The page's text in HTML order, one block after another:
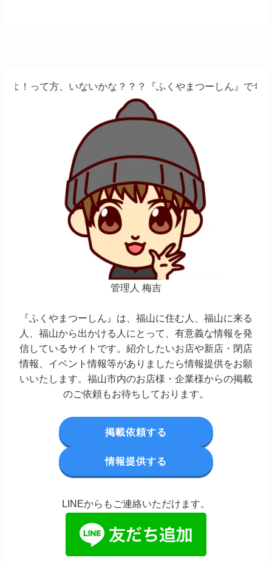
いないかな？？？『ふくやまつーしん』でちょっとしたバ
管理人 梅吉
『ふくやまつーしん』は、福山に住む人、福山に来る
人、福山から出かける人にとって、有意義な情報を発
信しているサイトです。紹介したいお店や新店・閉店
情報、イベント情報等がありましたら情報提供をお願
いいたします。福山市内のお店様・企業様からの掲載
のご依頼もお待ちしております。
掲載依頼する
情報提供する
LINEからもご連絡いただけます。